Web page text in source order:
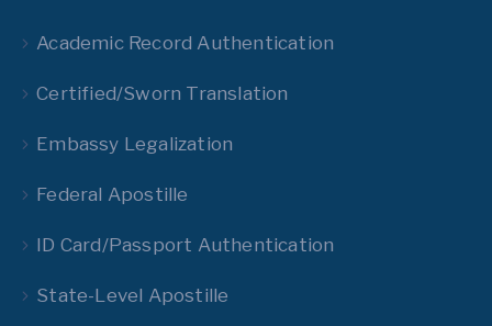
Academic Record Authentication
Certified/Sworn Translation
Embassy Legalization
Federal Apostille
ID Card/Passport Authentication
State-Level Apostille